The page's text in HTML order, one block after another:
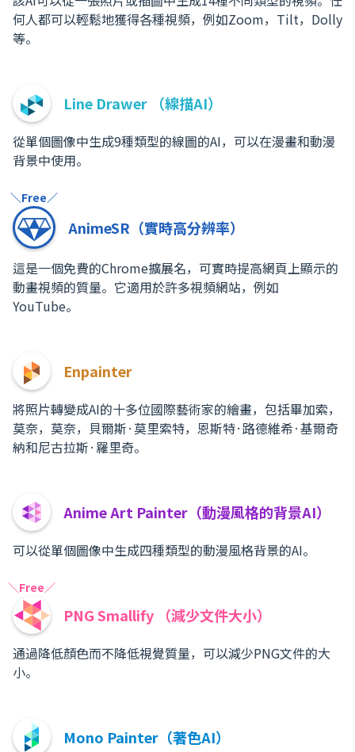
何人都可以輕鬆地獲得各種視頻，例如Zoom，Tilt，Dolly
等。
Line Drawer （線描AI）
從單個圖像中生成9種類型的線圖的AI，可以在漫畫和動漫
背景中使用。
＼Free／
AnimeSR（實時高分辨率）
這是一個免費的Chrome擴展名，可實時提高網頁上顯示的
動畫視頻的質量。它適用於許多視頻網站，例如
YouTube。
Enpainter
將照片轉變成AI的十多位國際藝術家的繪畫，包括畢加索，
莫奈，莫奈，貝爾斯·莫里索特，恩斯特·路德維希·基爾奇
納和尼古拉斯·羅里奇。
Anime Art Painter（動漫風格的背景AI）
可以從單個圖像中生成四種類型的動漫風格背景的AI。
＼Free／
PNG Smallify （減少文件大小）
通過降低顏色而不降低視覺質量，可以減少PNG文件的大
小。
Mono Painter（著色AI）